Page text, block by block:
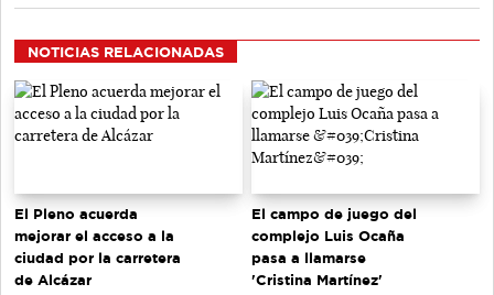
NOTICIAS RELACIONADAS
El Pleno acuerda
mejorar el acceso a la
ciudad por la carretera
de Alcázar
El campo de juego del
complejo Luis Ocaña
pasa a llamarse
'Cristina Martínez'